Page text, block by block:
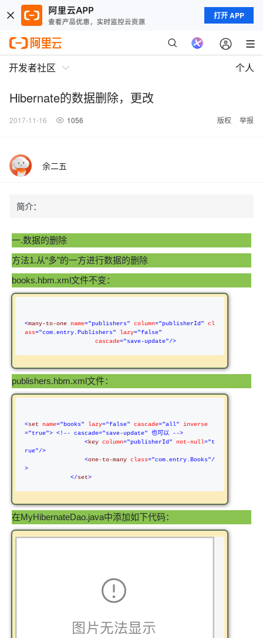
打开 APP
开发者社区 个人
Hibernate的数据删除，更改
2017-11-16 1056 版权 举报
余二五
简介：
一.数据的删除
方法1.从“多”的一方进行数据的删除
books.hbm.xml文件不变：
<many-to-one name="publishers" column="publisherId" cl
ass="com.entry.Publishers" lazy="false"
                    cascade
="save-update"/>
publishers.hbm.xml文件：
<set name="books" lazy="false" cascade="all" inverse
="true"> <!-- cascade="save-update" 也可以 -->
<key column="publisherId" not-null="t
rue"/>
<one-to-many class="com.entry.Books"/
>
</set>
在MyHibernateDao.java中添加如下代码：